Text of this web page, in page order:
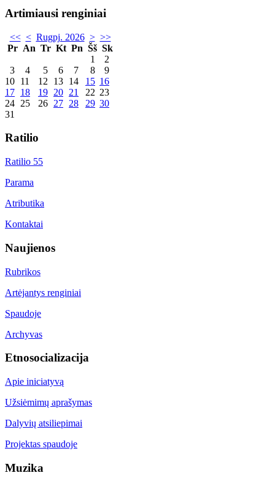
Artimiausi renginiai
<< < Rugpj. 2026 > >>
Pr An Tr Kt Pn Šš Sk
1
2
3
4 5 6 7 8
9
10 11 12 13 14 15 16
17 18 19 20 21 22 23
24 25 26 27 28 29 30
31
Ratilio
Ratilio 55
Parama
Atributika
Kontaktai
Naujienos
Rubrikos
Artėjantys renginiai
Spaudoje
Archyvas
Etnosocializacija
Apie iniciatyvą
Užsiėmimų aprašymas
Dalyvių atsiliepimai
Projektas spaudoje
Muzika